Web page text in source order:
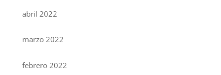
abril 2022
marzo 2022
febrero 2022